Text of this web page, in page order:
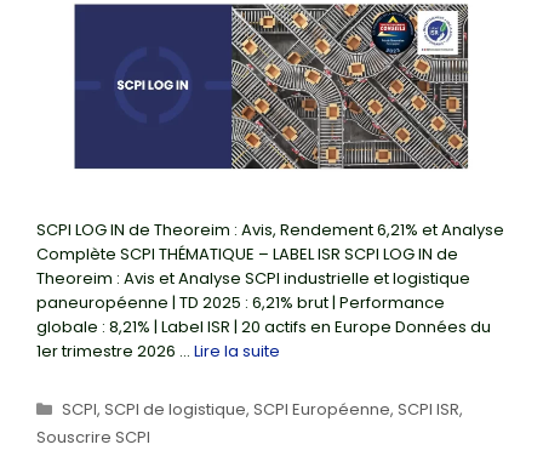
SCPI LOG IN de Theoreim : Avis, Rendement 6,21% et Analyse
Complète SCPI THÉMATIQUE – LABEL ISR SCPI LOG IN de
Theoreim : Avis et Analyse SCPI industrielle et logistique
paneuropéenne | TD 2025 : 6,21% brut | Performance
globale : 8,21% | Label ISR | 20 actifs en Europe Données du
1er trimestre 2026 … Lire la suite
Catégories
SCPI, SCPI de logistique, SCPI Européenne, SCPI ISR,
Souscrire SCPI